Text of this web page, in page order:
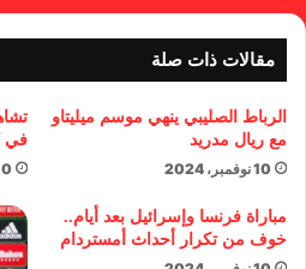
مقالات ذات صلة
الرباط الصليبي ينهي موسم ميليتاو
مع ريال مدريد
10 نوفمبر، 2024
في
10
مباراة فرنسا وإسرائيل بعد أيام..
خوف من تكرار أحداث أمستردام